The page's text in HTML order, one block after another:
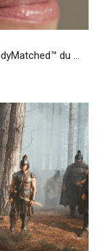
du ...